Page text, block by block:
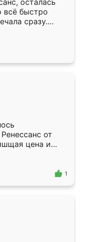
осталась
всё быстро
сразу.
подошёл к
Собрали
даже
от
цена и
Приехавший
самый
1